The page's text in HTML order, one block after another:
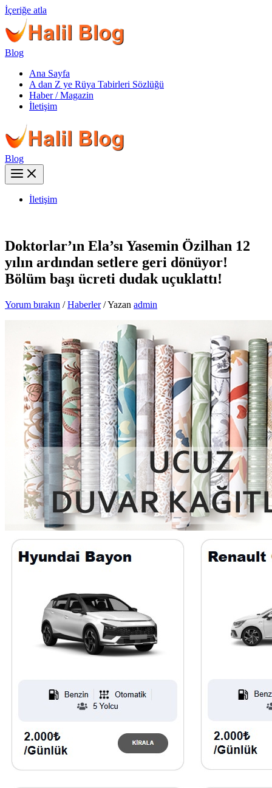
İçeriğe atla
Blog
Ana Sayfa
A dan Z ye Rüya Tabirleri Sözlüğü
Haber / Magazin
İletişim
Blog
İletişim
Doktorlar’ın Ela’sı Yasemin Özilhan 12
yılın ardından setlere geri dönüyor!
Bölüm başı ücreti dudak uçuklattı!
Yorum bırakın /Haberler/ Yazan admin